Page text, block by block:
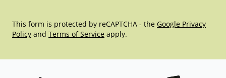
This form is protected by reCAPTCHA - the Google Privacy
Policy and Terms of Service apply.